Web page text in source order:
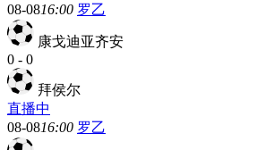
08-0816:00 罗乙
康戈迪亚齐安
0 - 0
拜侯尔
直播中
08-0816:00 罗乙